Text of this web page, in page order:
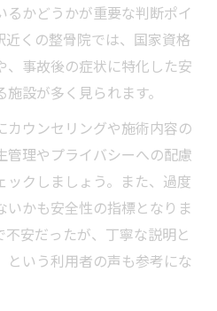
るかどうかが重要な判断ポイ
近くの整骨院では、国家資格
、事故後の症状に特化した安
設が多く見られます。
カウンセリングや施術内容の
管理やプライバシーへの配慮
クしましょう。また、過度
かも安全性の指標となりま
安だったが、丁寧な説明と
という利用者の声も参考にな